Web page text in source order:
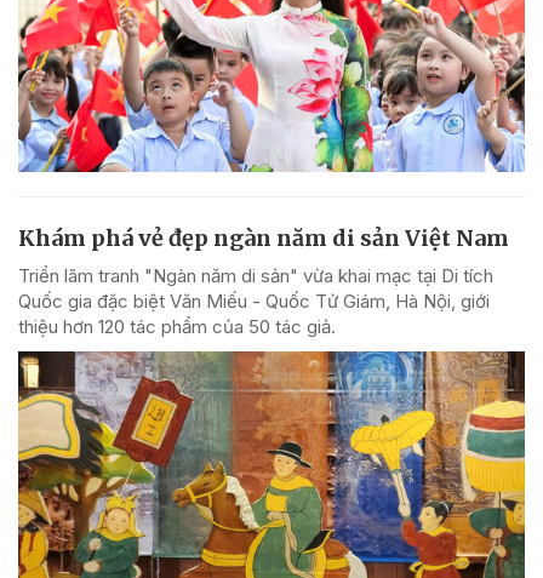
Khám phá vẻ đẹp ngàn năm di sản Việt Nam
Triển lãm tranh "Ngàn năm di sản" vừa khai mạc tại Di tích
Quốc gia đặc biệt Văn Miếu - Quốc Tử Giám, Hà Nội, giới
thiệu hơn 120 tác phẩm của 50 tác giả.